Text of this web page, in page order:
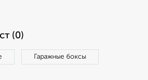
(0)
Гаражные боксы